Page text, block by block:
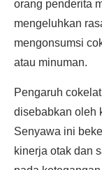
orang penderita
mengeluhkan
mengonsumsi
atau minuman.
Pengaruh
disebabkan oleh
Senyawa ini
kinerja otak dan